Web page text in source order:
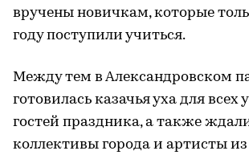
вручены новичкам, которые
году поступили учиться.
Между тем в Александровском
готовилась казачья уха для всех
гостей праздника, а также
коллективы города и артисты